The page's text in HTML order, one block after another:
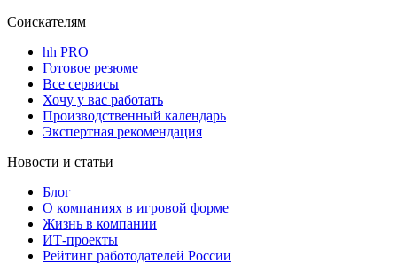
Соискателям
hh PRO
Готовое резюме
Все сервисы
Хочу у вас работать
Производственный календарь
Экспертная рекомендация
Новости и статьи
Блог
О компаниях в игровой форме
Жизнь в компании
ИТ-проекты
Рейтинг работодателей России